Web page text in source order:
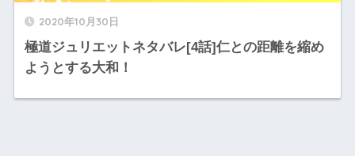
2020年10月30日
極道ジュリエットネタバレ[4話]仁との距離を縮め
ようとする大和！